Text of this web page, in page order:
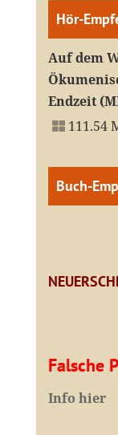
Hör-
Auf dem
Endzeit
111.54
Buch-
Falsche
Info hier